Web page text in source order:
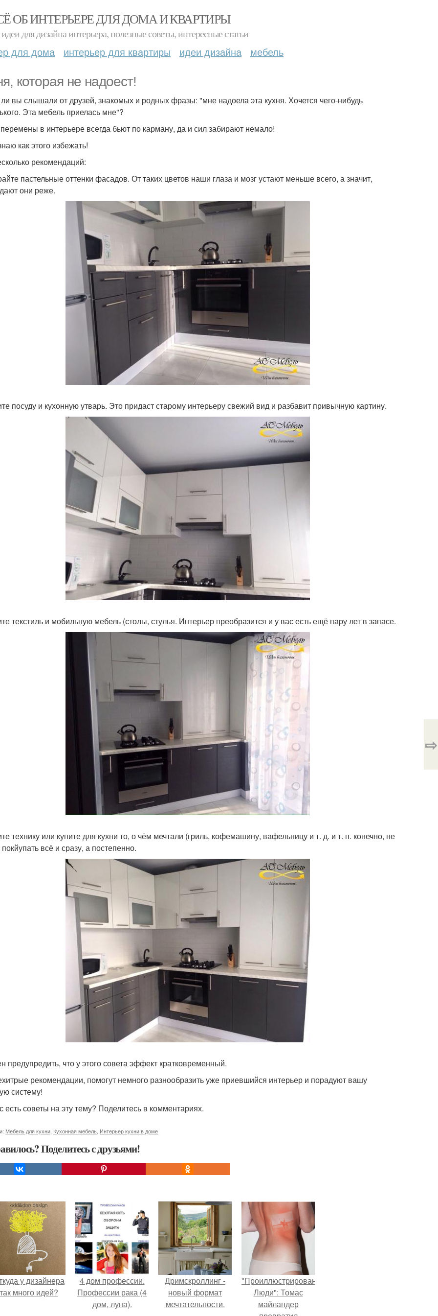
ОБ ИНТЕРЬЕРЕ ДЛЯ ДОМА И КВАРТИРЫ
для дизайна интерьера, полезные советы, интересные статьи
для дома интерьер для квартиры идеи дизайна мебель
которая не надоест!
вы слышали от друзей, знакомых и родных фразы: "мне надоела эта кухня. Хочется чего-нибудь
Эта мебель приелась мне"?
в интерьере всегда бьют по карману, да и сил забирают немало!
как этого избежать!
рекомендаций:
пастельные оттенки фасадов. От таких цветов наши глаза и мозг устают меньше всего, а значит,
они реже.
посуду и кухонную утварь. Это придаст старому интерьеру свежий вид и разбавит привычную картину.
текстиль и мобильную мебель (столы, стулья. Интерьер преобразится и у вас есть ещё пару лет в запасе.
технику или купите для кухни то, о чём мечтали (гриль, кофемашину, вафельницу и т. д. и т. п. конечно, не
всё и сразу, а постепенно.
предупредить, что у этого совета эффект кратковременный.
рекомендации, помогут немного разнообразить уже приевшийся интерьер и порадуют вашу
систему!
есть советы на эту тему? Поделитесь в комментариях.
Мебель для кухни Кухонная мебель Интерьер кухни в доме
Поделитесь с друзьями!
⇨
у дизайнера
так много идей?
4 дом профессии.
Профессии рака (4
дом, луна).
Дримскроллинг -
новый формат
мечтательности.
"Проиллюстрированные
Люди": Томас
майландер